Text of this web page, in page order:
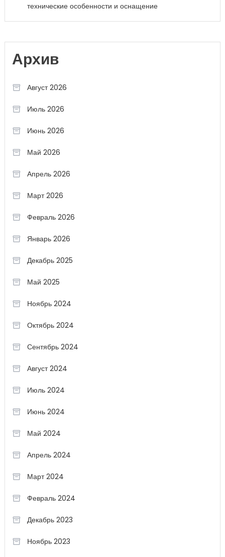
технические особенности и оснащение
Архив
Август 2026
Июль 2026
Июнь 2026
Май 2026
Апрель 2026
Март 2026
Февраль 2026
Январь 2026
Декабрь 2025
Май 2025
Ноябрь 2024
Октябрь 2024
Сентябрь 2024
Август 2024
Июль 2024
Июнь 2024
Май 2024
Апрель 2024
Март 2024
Февраль 2024
Декабрь 2023
Ноябрь 2023